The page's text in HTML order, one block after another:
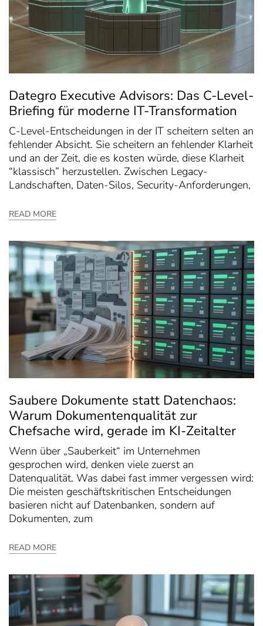
Dategro Executive Advisors: Das C-Level-
Briefing für moderne IT-Transformation
C-Level-Entscheidungen in der IT scheitern selten an
fehlender Absicht. Sie scheitern an fehlender Klarheit
und an der Zeit, die es kosten würde, diese Klarheit
“klassisch” herzustellen. Zwischen Legacy-
Landschaften, Daten-Silos, Security-Anforderungen,
READ MORE
Saubere Dokumente statt Datenchaos:
Warum Dokumentenqualität zur
Chefsache wird, gerade im KI-Zeitalter
Wenn über „Sauberkeit“ im Unternehmen
gesprochen wird, denken viele zuerst an
Datenqualität. Was dabei fast immer vergessen wird:
Die meisten geschäftskritischen Entscheidungen
basieren nicht auf Datenbanken, sondern auf
Dokumenten, zum
READ MORE